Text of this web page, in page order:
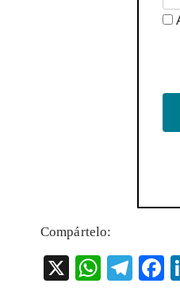
Compártelo:
X
W
T
F